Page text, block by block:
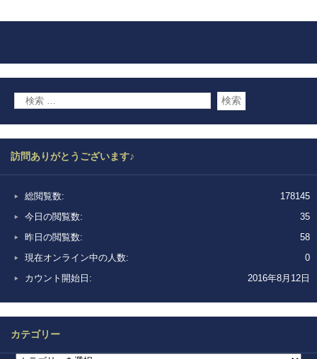
訪問ありがとうございます♪
178145
総閲覧数:
35
今日の閲覧数:
58
昨日の閲覧数:
0
現在オンライン中の人数:
2016年8月12日
カウント開始日:
カテゴリー